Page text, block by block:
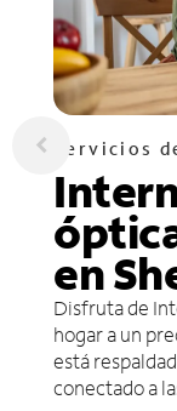
Servicios
en
Disfruta de
hogar a un
está
conectado a